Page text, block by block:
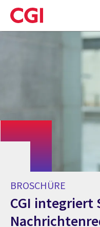
Skip
to
main
BROSCHÜRE
CGI integriert